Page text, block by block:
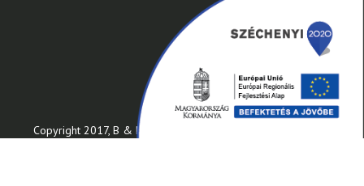
GALÉRIA
KAPCSOLAT
Copyright 2017, B & B Sportmobil Kft. Minden jog fenntartva.